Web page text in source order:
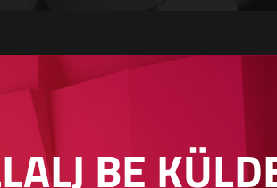
BE